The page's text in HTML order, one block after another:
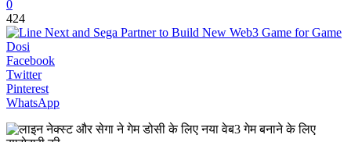
0
424
Facebook
Twitter
Pinterest
WhatsApp